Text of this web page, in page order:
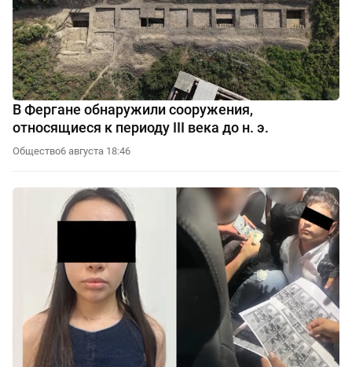
В Фергане обнаружили сооружения,
относящиеся к периоду III века до н. э.
Общество6 августа 18:46